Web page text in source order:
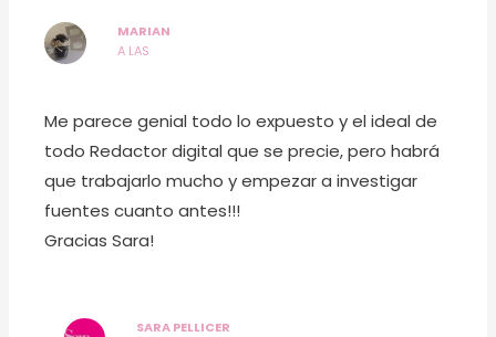
MARIAN
A LAS
Me parece genial todo lo expuesto y el ideal de
todo Redactor digital que se precie, pero habrá
que trabajarlo mucho y empezar a investigar
fuentes cuanto antes!!!
Gracias Sara!
SARA PELLICER